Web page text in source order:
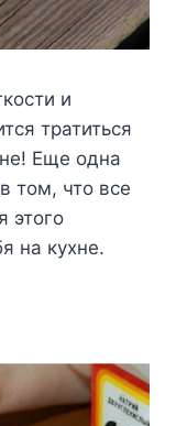
и
тратиться
Еще одна
том, что все
этого
на кухне.